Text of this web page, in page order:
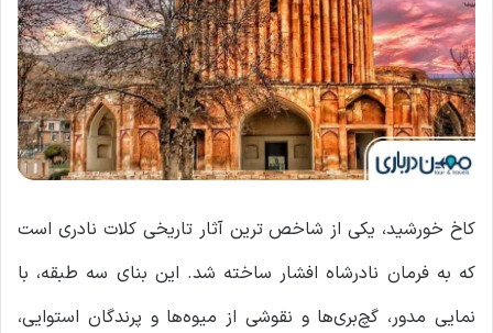
کاخ خورشید، یکی از شاخص ‌ترین آثار تاریخی کلات نادری است
که به فرمان نادرشاه افشار ساخته شد. این بنای سه ‌طبقه، با
نمایی مدور، گچ‌بری‌ها و نقوشی از میوه‌ها و پرندگان استوایی،